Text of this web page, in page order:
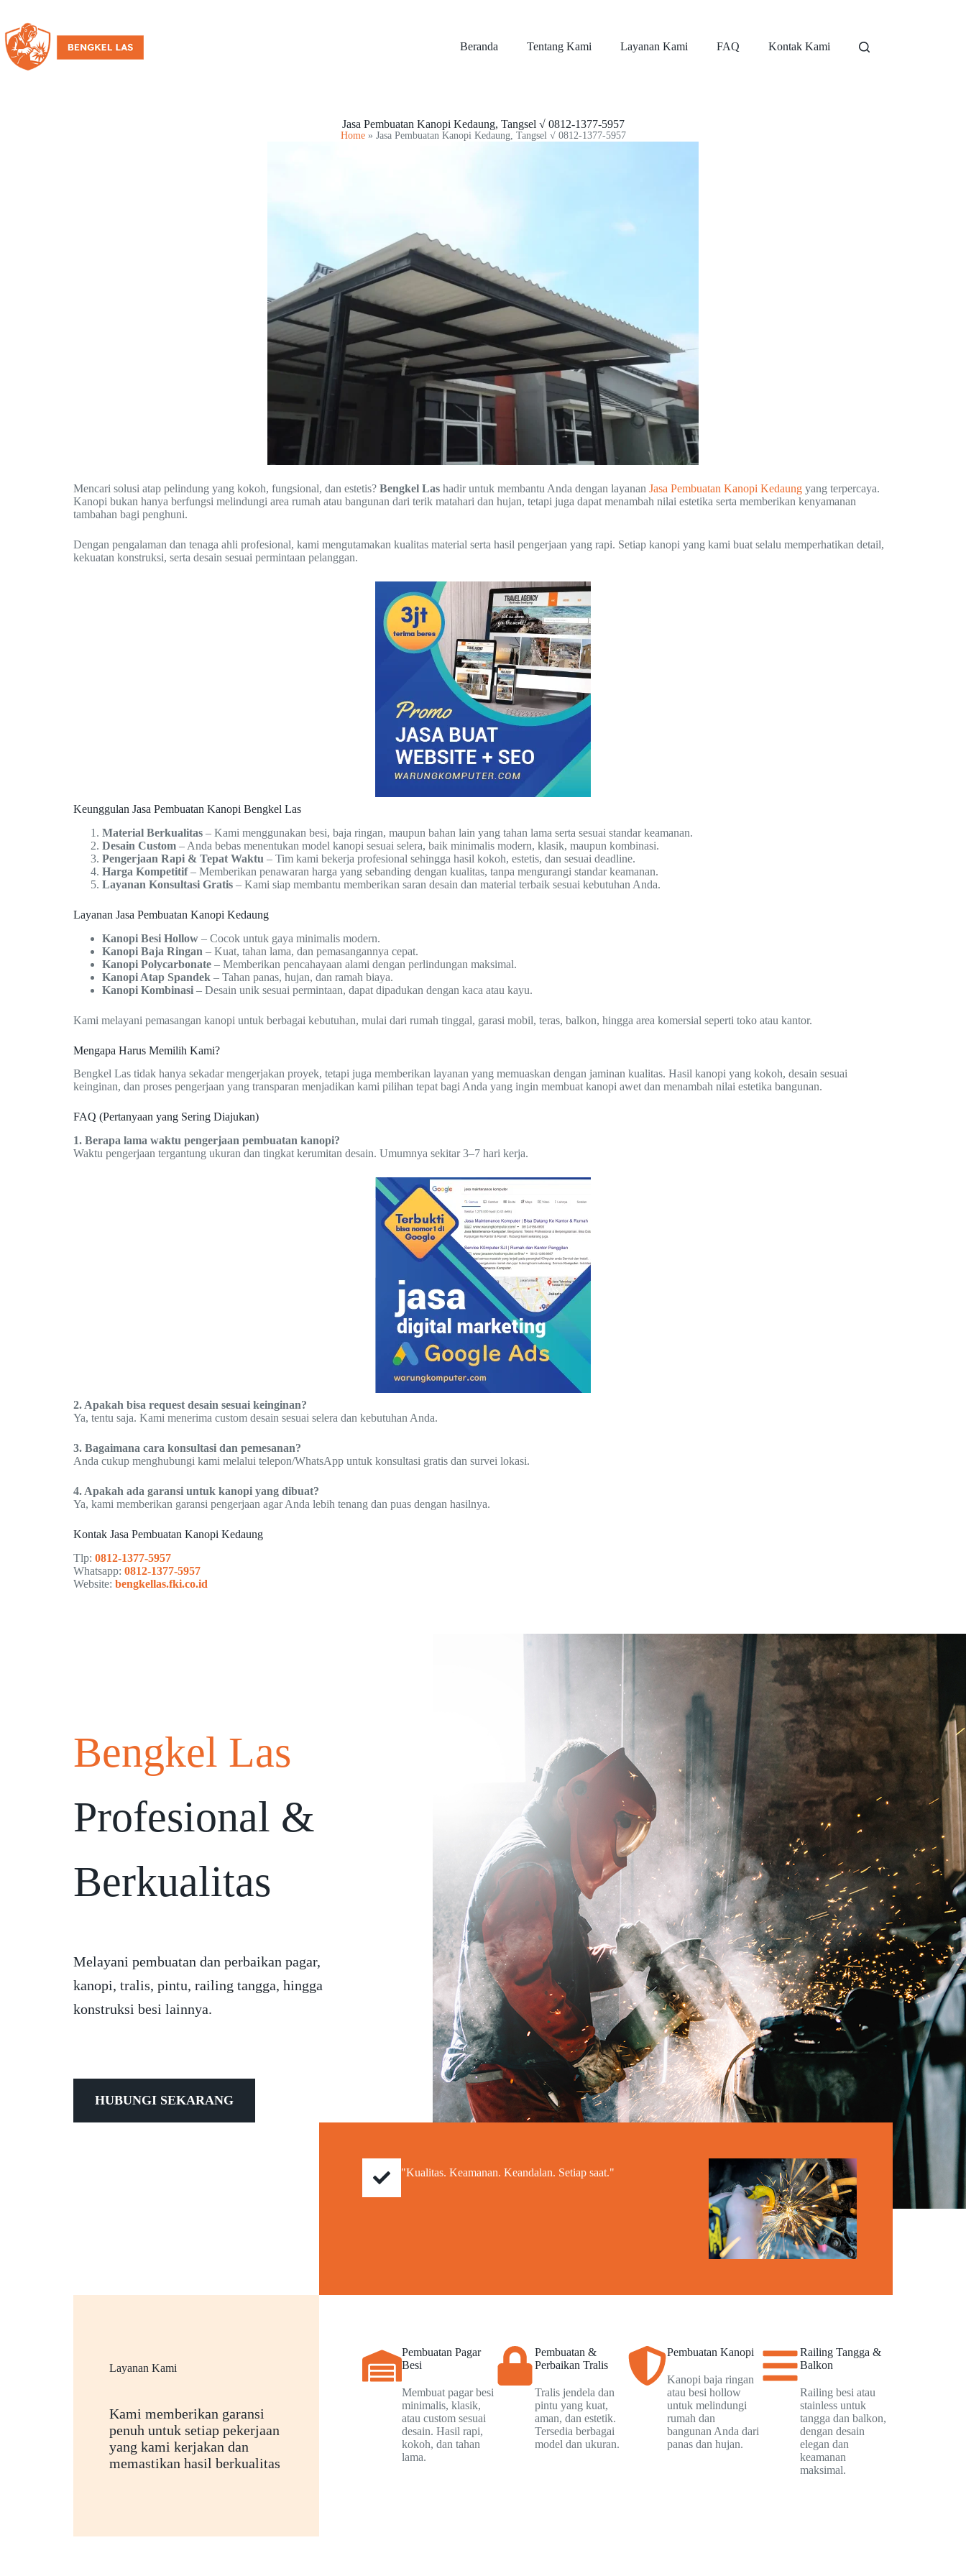
Beranda Tentang Kami Layanan Kami FAQ Kontak Kami
Jasa Pembuatan Kanopi Kedaung, Tangsel √ 0812-1377-5957
Home» Jasa Pembuatan Kanopi Kedaung, Tangsel √ 0812-1377-5957
Mencari solusi atap pelindung yang kokoh, fungsional, dan estetis? Bengkel Las hadir untuk membantu Anda dengan layanan Jasa Pembuatan Kanopi Kedaung yang terpercaya.
Kanopi bukan hanya berfungsi melindungi area rumah atau bangunan dari terik matahari dan hujan, tetapi juga dapat menambah nilai estetika serta memberikan kenyamanan
tambahan bagi penghuni.
Dengan pengalaman dan tenaga ahli profesional, kami mengutamakan kualitas material serta hasil pengerjaan yang rapi. Setiap kanopi yang kami buat selalu memperhatikan detail,
kekuatan konstruksi, serta desain sesuai permintaan pelanggan.
Keunggulan Jasa Pembuatan Kanopi Bengkel Las
Material Berkualitas – Kami menggunakan besi, baja ringan, maupun bahan lain yang tahan lama serta sesuai standar keamanan.
Desain Custom – Anda bebas menentukan model kanopi sesuai selera, baik minimalis modern, klasik, maupun kombinasi.
Pengerjaan Rapi & Tepat Waktu – Tim kami bekerja profesional sehingga hasil kokoh, estetis, dan sesuai deadline.
Harga Kompetitif– Memberikan penawaran harga yang sebanding dengan kualitas, tanpa mengurangi standar keamanan.
Layanan Konsultasi Gratis – Kami siap membantu memberikan saran desain dan material terbaik sesuai kebutuhan Anda.
Layanan Jasa Pembuatan Kanopi Kedaung
Kanopi Besi Hollow – Cocok untuk gaya minimalis modern.
Kanopi Baja Ringan – Kuat, tahan lama, dan pemasangannya cepat.
Kanopi Polycarbonate – Memberikan pencahayaan alami dengan perlindungan maksimal.
Kanopi Atap Spandek – Tahan panas, hujan, dan ramah biaya.
Kanopi Kombinasi – Desain unik sesuai permintaan, dapat dipadukan dengan kaca atau kayu.
Kami melayani pemasangan kanopi untuk berbagai kebutuhan, mulai dari rumah tinggal, garasi mobil, teras, balkon, hingga area komersial seperti toko atau kantor.
Mengapa Harus Memilih Kami?
Bengkel Las tidak hanya sekadar mengerjakan proyek, tetapi juga memberikan layanan yang memuaskan dengan jaminan kualitas. Hasil kanopi yang kokoh, desain sesuai
keinginan, dan proses pengerjaan yang transparan menjadikan kami pilihan tepat bagi Anda yang ingin membuat kanopi awet dan menambah nilai estetika bangunan.
FAQ (Pertanyaan yang Sering Diajukan)
1. Berapa lama waktu pengerjaan pembuatan kanopi?
Waktu pengerjaan tergantung ukuran dan tingkat kerumitan desain. Umumnya sekitar 3–7 hari kerja.
2. Apakah bisa request desain sesuai keinginan?
Ya, tentu saja. Kami menerima custom desain sesuai selera dan kebutuhan Anda.
3. Bagaimana cara konsultasi dan pemesanan?
Anda cukup menghubungi kami melalui telepon/WhatsApp untuk konsultasi gratis dan survei lokasi.
4. Apakah ada garansi untuk kanopi yang dibuat?
Ya, kami memberikan garansi pengerjaan agar Anda lebih tenang dan puas dengan hasilnya.
Kontak Jasa Pembuatan Kanopi Kedaung
Tlp: 0812-1377-5957
Whatsapp: 0812-1377-5957
Website: bengkellas.fki.co.id
Bengkel Las
Profesional &
Berkualitas
Melayani pembuatan dan perbaikan pagar,
kanopi, tralis, pintu, railing tangga, hingga
konstruksi besi lainnya.
HUBUNGI SEKARANG
"Kualitas. Keamanan. Keandalan. Setiap saat."
Layanan Kami
Kami memberikan garansi
penuh untuk setiap pekerjaan
yang kami kerjakan dan
memastikan hasil berkualitas
Pembuatan Pagar
Besi
Membuat pagar besi
minimalis, klasik,
atau custom sesuai
desain. Hasil rapi,
kokoh, dan tahan
lama.
Pembuatan &
Perbaikan Tralis
Tralis jendela dan
pintu yang kuat,
aman, dan estetik.
Tersedia berbagai
model dan ukuran.
Pembuatan Kanopi
Kanopi baja ringan
atau besi hollow
untuk melindungi
rumah dan
bangunan Anda dari
panas dan hujan.
Railing Tangga &
Balkon
Railing besi atau
stainless untuk
tangga dan balkon,
dengan desain
elegan dan
keamanan
maksimal.